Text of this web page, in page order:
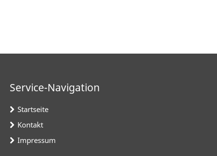
Service-Navigation
Startseite
Kontakt
Impressum